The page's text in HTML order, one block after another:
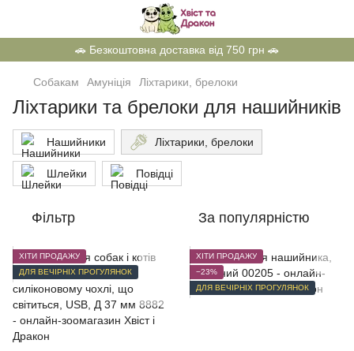
🚗 Безкоштовна доставка від 750 грн 🚗
Собакам Амуніція Ліхтарики, брелоки
Ліхтарики та брелоки для нашийників
Нашийники Ліхтарики, брелоки
Шлейки Повідці
Фільтр За популярністю
ХІТИ ПРОДАЖУ
ДЛЯ ВЕЧІРНІХ ПРОГУЛЯНОК
ХІТИ ПРОДАЖУ
−23%
ДЛЯ ВЕЧІРНІХ ПРОГУЛЯНОК